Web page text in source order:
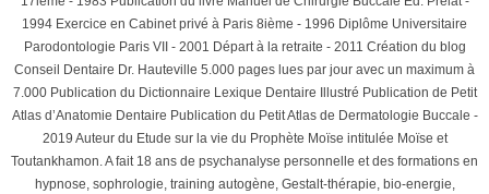
1994 Exercice en Cabinet privé à Paris 8ième - 1996 Diplôme Universitaire
Parodontologie Paris VII - 2001 Départ à la retraite - 2011 Création du blog
Conseil Dentaire Dr. Hauteville 5.000 pages lues par jour avec un maximum à
7.000 Publication du Dictionnaire Lexique Dentaire Illustré Publication de Petit
Atlas d’Anatomie Dentaire Publication du Petit Atlas de Dermatologie Buccale -
2019 Auteur du Etude sur la vie du Prophète Moïse intitulée Moïse et
Toutankhamon. A fait 18 ans de psychanalyse personnelle et des formations en
hypnose, sophrologie, training autogène, Gestalt-thérapie, bio-energie,